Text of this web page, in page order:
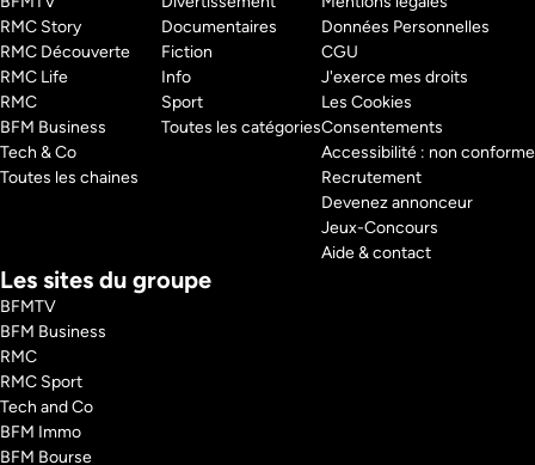
RMC Story
RMC Découverte
RMC Life
RMC
BFM Business
Tech & Co
Toutes les chaines
Documentaires
Fiction
Info
Sport
Toutes les catégories
Données Personnelles
CGU
J'exerce mes droits
Les Cookies
Consentements
Accessibilité : non conforme
Recrutement
Devenez annonceur
Jeux-Concours
Aide & contact
Les sites du groupe
BFMTV
BFM Business
RMC
RMC Sport
Tech and Co
BFM Immo
BFM Bourse